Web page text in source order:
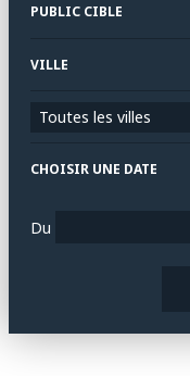
PUBLIC CIBLE
VILLE
Toutes les villes
CHOISIR UNE DATE
Du